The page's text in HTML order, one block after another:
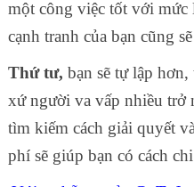
một công việc tốt với mức
cạnh tranh của bạn cũng
Thứ tư, bạn sẽ tự lập
xứ người va vấp nhiều trở
tìm kiếm cách giải quyết
phí sẽ giúp bạn có cách